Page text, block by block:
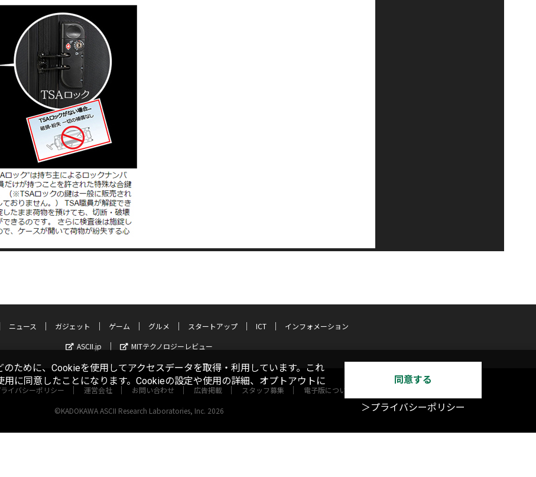
ニュース ガジェット ゲーム グルメ スタートアップ ICT
インフォメーション
ASCII.jp
MITテクノロジーレビュー
イバシーポリシー 運営会社 お問い合わせ 広告掲載 スタッフ募集 電子版について
©KADOKAWA ASCII Research Laboratories, Inc. 2026
ために、Cookieを使用してアクセスデータを取得・利用しています。これ
に同意したことになります。Cookieの設定や使用の詳細、オプトアウトに
同意する
＞プライバシーポリシー